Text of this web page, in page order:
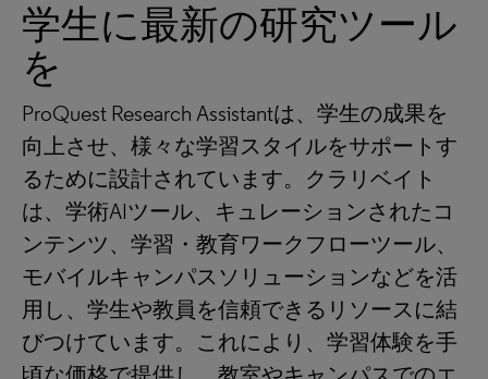
学生に最新の研究ツール
を
ProQuest Research Assistantは、学生の成果を
向上させ、様々な学習スタイルをサポートす
るために設計されています。クラリベイト
は、学術AIツール、キュレーションされたコ
ンテンツ、学習・教育ワークフローツール、
モバイルキャンパスソリューションなどを活
用し、学生や教員を信頼できるリソースに結
びつけています。これにより、学習体験を手